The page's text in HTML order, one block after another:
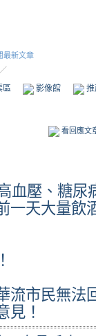
最新文章
區 影像館
看回應文
血壓、糖尿
一天大量飲
流市民無法
見！